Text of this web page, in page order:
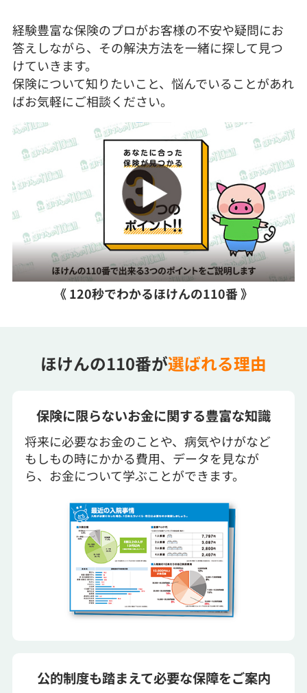
《 120秒でわかるほけんの110番 》
経験豊富な保険のプロがお客様の不安や疑問にお
答えしながら、その解決方法を一緒に探して見つ
けていきます。
保険について知りたいこと、悩んでいることがあれ
ばお気軽にご相談ください。
ほけんの110番が選ばれる理由
将来に必要なお金のことや、病気やけがなど
もしもの時にかかる費用、データを見なが
ら、お金について学ぶことができます。
保険に限らないお金に関する豊富な知識
公的制度も踏まえて必要な保障をご案内